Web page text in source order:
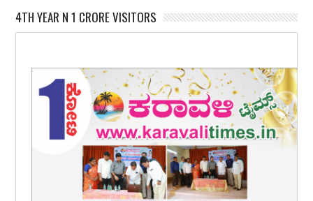
4TH YEAR N 1 CRORE VISITORS